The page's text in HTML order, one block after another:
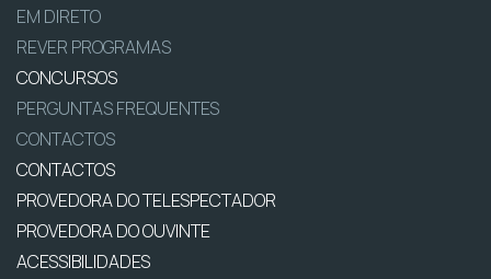
EM DIRETO
REVER PROGRAMAS
CONCURSOS
PERGUNTAS FREQUENTES
CONTACTOS
CONTACTOS
PROVEDORA DO TELESPECTADOR
PROVEDORA DO OUVINTE
ACESSIBILIDADES